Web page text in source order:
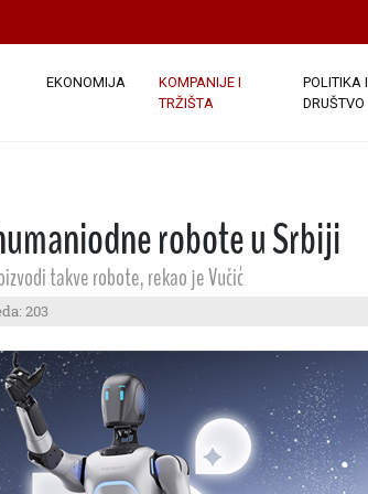
EKONOMIJA
KOMPANIJE I
TRŽIŠTA
POLITIKA I
DRUŠTVO
robote u Srbiji
takve robote, rekao je Vučić
203